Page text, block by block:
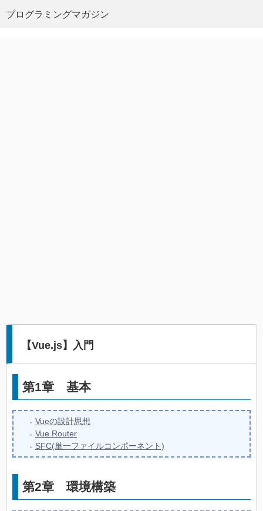
プログラミングマガジン
【Vue.js】入門
第1章 基本
Vueの設計思想
Vue Router
SFC(単一ファイルコンポーネント)
第2章 環境構築